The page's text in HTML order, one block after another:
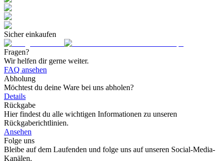
Sicher einkaufen
Fragen?
Wir helfen dir gerne weiter.
FAQ ansehen
Abholung
Möchtest du deine Ware bei uns abholen?
Details
Rückgabe
Hier findest du alle wichtigen Informationen zu unseren
Rückgaberichtlinien.
Ansehen
Folge uns
Bleibe auf dem Laufenden und folge uns auf unseren Social-Media-
Kanälen.